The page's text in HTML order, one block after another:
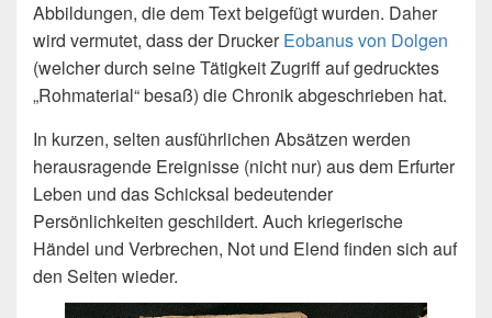
Abbildungen, die dem Text beigefügt wurden. Daher
wird vermutet, dass der DruckerEobanus von Dolgen
(welcher durch seine Tätigkeit Zugriff auf gedrucktes
„Rohmaterial“ besaß) die Chronik abgeschrieben hat.
In kurzen, selten ausführlichen Absätzen werden
herausragende Ereignisse (nicht nur) aus dem Erfurter
Leben und das Schicksal bedeutender
Persönlichkeiten geschildert. Auch kriegerische
Händel und Verbrechen, Not und Elend finden sich auf
den Seiten wieder.